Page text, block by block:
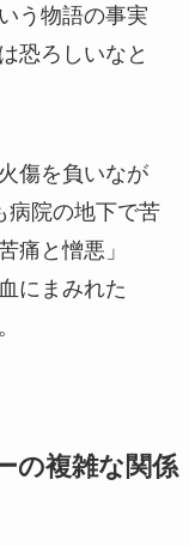
う物語の事実
恐ろしいなと
傷を負いなが
病院の地下で苦
痛と憎悪」
にまみれた
の複雑な関係